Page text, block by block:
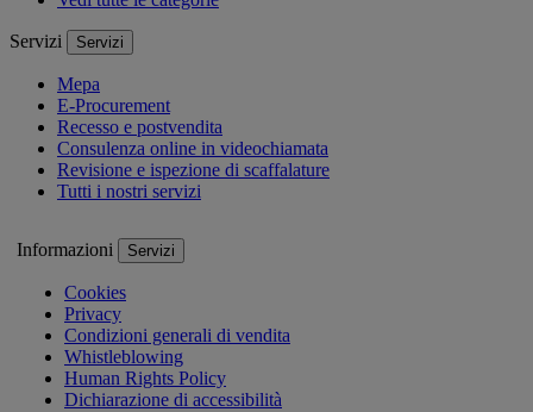
Servizi Servizi
Mepa
E-Procurement
Recesso e postvendita
Consulenza online in videochiamata
Revisione e ispezione di scaffalature
Tutti i nostri servizi
Informazioni Servizi
Cookies
Privacy
Condizioni generali di vendita
Whistleblowing
Human Rights Policy
Dichiarazione di accessibilità